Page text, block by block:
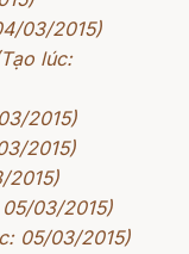
03/2015)
lúc:
2015)
2015)
2015)
03/2015)
05/03/2015)